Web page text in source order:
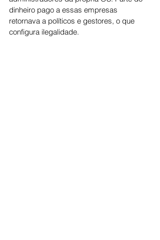
dinheiro pago a essas empresas
retornava a políticos e gestores, o que
configura ilegalidade.